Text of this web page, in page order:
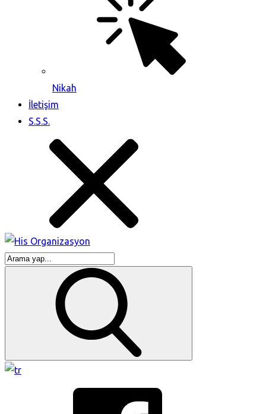
Nikah
İletişim
S.S.S.